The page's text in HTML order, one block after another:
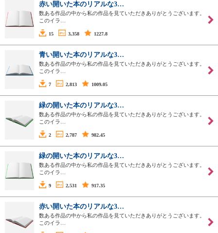
赤い開いた本のリアルな3…
数ある作品の中から私の作品を見ていただきありがとうございます。
このイラ…
15 3,358 1227.8
青い開いた本のリアルな3…
数ある作品の中から私の作品を見ていただきありがとうございます。
このイラ…
7 2,813 1009.05
緑の開いた本のリアルな3…
数ある作品の中から私の作品を見ていただきありがとうございます。
このイラ…
2 2,787 982.45
緑の開いた本のリアルな3…
数ある作品の中から私の作品を見ていただきありがとうございます。
このイラ…
9 2,531 917.35
赤い開いた本のリアルな3…
数ある作品の中から私の作品を見ていただきありがとうございます。
このイラ…